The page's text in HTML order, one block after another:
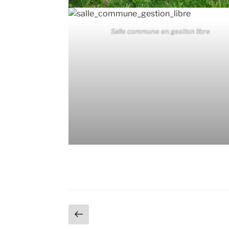
Salle commune en gestion libre
Pagination
Page
précédente